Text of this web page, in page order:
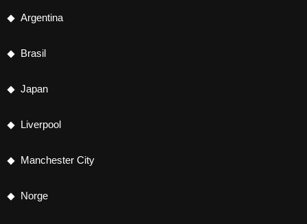
Argentina
Brasil
Japan
Liverpool
Manchester City
Norge